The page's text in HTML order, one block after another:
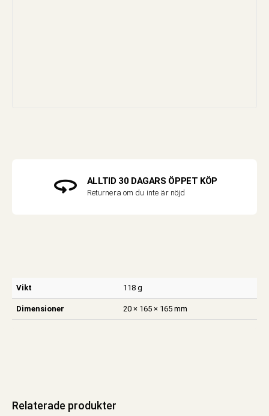
ALLTID 30 DAGARS ÖPPET KÖP
Returnera om du inte är nöjd
Vikt 118 g
Dimensioner 20 × 165 × 165 mm
Relaterade produkter